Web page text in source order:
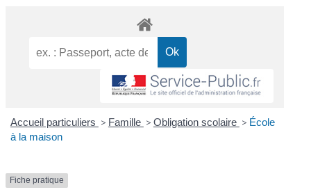
Accueil particuliers > Famille > Obligation scolaire > École
à la maison
Fiche pratique